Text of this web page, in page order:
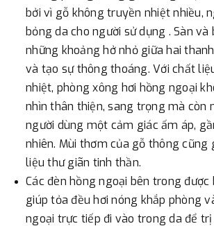
bởi vì gỗ không truyền nhiệt nhiều,
bỏng da cho người sử dụng . Sàn và
những khoảng hở nhỏ giữa hai
và tạo sự thông thoáng. Với chất
nhiệt, phòng xông hơi hồng ngoại
nhìn thân thiện, sang trọng mà còn
người dùng một cảm giác ấm áp,
nhiên. Mùi thơm của gỗ thông cũng
liệu thư giãn tinh thần.
Các đèn hồng ngoại bên trong
giúp tỏa đều hơi nóng khắp phòng
ngoại trực tiếp đi vào trong da để trị